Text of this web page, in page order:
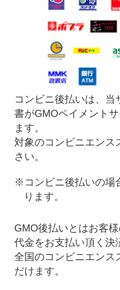
コンビニ後払いは、当
書がGMOペイメント
ます。
対象のコンビニエンス
さい。
※コンビニ後払いの場
ります。
GMO後払いとはお客
代金をお支払い頂く決
全国のコンビニエンス
だけます。